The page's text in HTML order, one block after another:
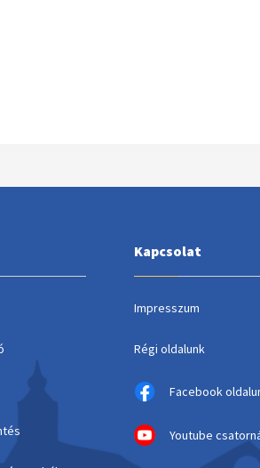
Kapcsolat
Impresszum
Régi oldalunk
Facebook
Youtube